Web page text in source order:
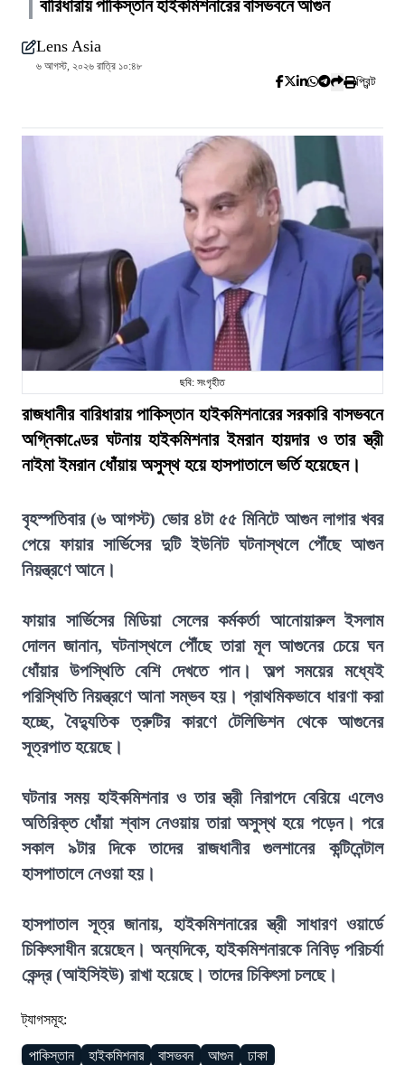
বারিধারায় পাকিস্তান হাইকমিশনারের বাসভবনে আগুন
Lens Asia
৬ আগস্ট, ২০২৬ রাত্রি ১০:৪৮
প্রিন্ট
ছবি: সংগৃহীত
রাজধানীর বারিধারায় পাকিস্তান হাইকমিশনারের সরকারি বাসভবনে
অগ্নিকাণ্ডের ঘটনায় হাইকমিশনার ইমরান হায়দার ও তার স্ত্রী
নাইমা ইমরান ধোঁয়ায় অসুস্থ হয়ে হাসপাতালে ভর্তি হয়েছেন।
বৃহস্পতিবার (৬ আগস্ট) ভোর ৪টা ৫৫ মিনিটে আগুন লাগার খবর
পেয়ে ফায়ার সার্ভিসের দুটি ইউনিট ঘটনাস্থলে পৌঁছে আগুন
নিয়ন্ত্রণে আনে।
ফায়ার সার্ভিসের মিডিয়া সেলের কর্মকর্তা আনোয়ারুল ইসলাম
দোলন জানান, ঘটনাস্থলে পৌঁছে তারা মূল আগুনের চেয়ে ঘন
ধোঁয়ার উপস্থিতি বেশি দেখতে পান। অল্প সময়ের মধ্যেই
পরিস্থিতি নিয়ন্ত্রণে আনা সম্ভব হয়। প্রাথমিকভাবে ধারণা করা
হচ্ছে, বৈদ্যুতিক ত্রুটির কারণে টেলিভিশন থেকে আগুনের
সূত্রপাত হয়েছে।
ঘটনার সময় হাইকমিশনার ও তার স্ত্রী নিরাপদে বেরিয়ে এলেও
অতিরিক্ত ধোঁয়া শ্বাস নেওয়ায় তারা অসুস্থ হয়ে পড়েন। পরে
সকাল ৯টার দিকে তাদের রাজধানীর গুলশানের কন্টিনেন্টাল
হাসপাতালে নেওয়া হয়।
হাসপাতাল সূত্র জানায়, হাইকমিশনারের স্ত্রী সাধারণ ওয়ার্ডে
চিকিৎসাধীন রয়েছেন। অন্যদিকে, হাইকমিশনারকে নিবিড় পরিচর্যা
কেন্দ্র (আইসিইউ) রাখা হয়েছে। তাদের চিকিৎসা চলছে।
ট্যাগসমূহ:
পাকিস্তান হাইকমিশনার বাসভবন আগুন ঢাকা